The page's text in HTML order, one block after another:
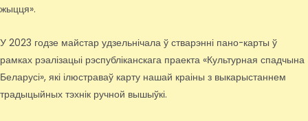
жыцця».
У 2023 годзе майстар удзельнічала ў стварэнні пано-карты ў
рамках рэалізацыі рэспубліканскага праекта «Культурная спадчына
Беларусі», які ілюстраваў карту нашай краіны з выкарыстаннем
традыцыйных тэхнік ручной вышыўкі.